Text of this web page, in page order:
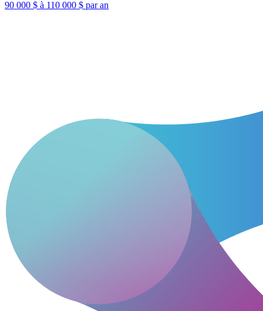
90 000 $ à 110 000 $ par an